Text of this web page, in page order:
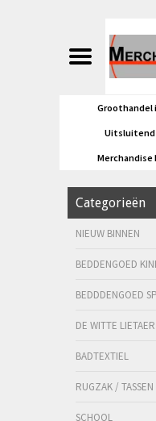
Groothandel
Uitsluitend
Merchandise
Categorieën
NIEUW BINNEN
BEDDENGOED
BEDDDENGOED
DE WITTE
BADTEXTIEL
RUGZAK / TASSEN
SCHOOL